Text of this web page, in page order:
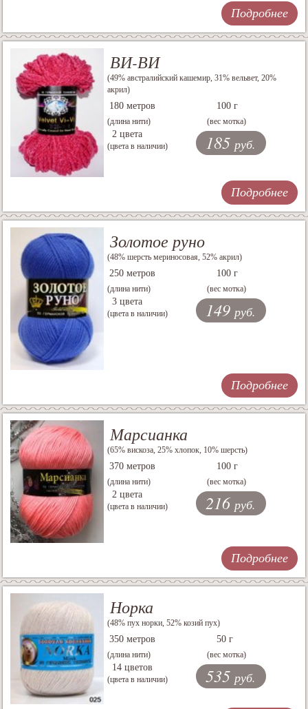
Подробнее
ВИ-ВИ
(49% австралийский кашемир, 31% вельвет, 20%
акрил)
180 метров
(длина нити)
100 г
(вес мотка)
2 цвета
(цвета в наличии) 185руб.
Подробнее
Золотое руно
(48% шерсть мериносовая, 52% акрил)
250 метров
(длина нити)
100 г
(вес мотка)
3 цвета
(цвета в наличии) 149 руб.
Подробнее
Марсианка
(65% вискоза, 25% хлопок, 10% шерсть)
370 метров
(длина нити)
100 г
(вес мотка)
2 цвета
(цвета в наличии) 216 руб.
Подробнее
Норка
(48% пух норки, 52% козий пух)
350 метров
(длина нити)
50 г
(вес мотка)
14 цветов
(цвета в наличии) 535 руб.